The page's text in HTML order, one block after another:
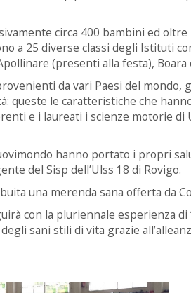
circa 400 bambini ed
a 25 diverse classi degli Istituti
(presenti alla festa),
da vari Paesi del
queste le caratteristiche che
e i laureati i scienze motorie
hanno portato i propri
del Sisp dell’Ulss 18 di Rovigo.
una merenda sana offerta da
con la pluriennale esperienza di
sani stili di vita grazie